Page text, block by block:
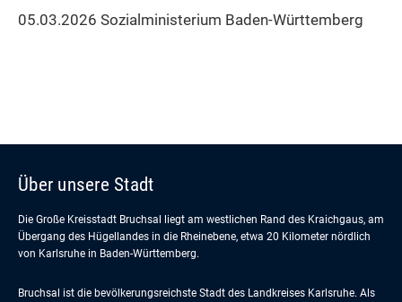
05.03.2026 Sozialministerium Baden-Württemberg
Über unsere Stadt
Die Große Kreisstadt Bruchsal liegt am westlichen Rand des Kraichgaus, am
Übergang des Hügellandes in die Rheinebene, etwa 20 Kilometer nördlich
von Karlsruhe in Baden-Württemberg.
Bruchsal ist die bevölkerungsreichste Stadt des Landkreises Karlsruhe. Als